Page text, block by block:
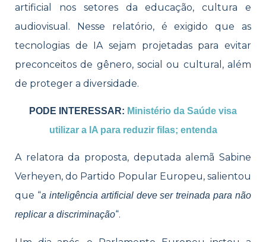
artificial nos setores da educação, cultura e
audiovisual. Nesse relatório, é exigido que as
tecnologias de IA sejam projetadas para evitar
preconceitos de gênero, social ou cultural, além
de proteger a diversidade.
PODE INTERESSAR: Ministério da Saúde visa
utilizar a IA para reduzir filas; entenda
A relatora da proposta, deputada alemã Sabine
Verheyen, do Partido Popular Europeu, salientou
que “a inteligência artificial deve ser treinada para não
replicar a discriminação“.